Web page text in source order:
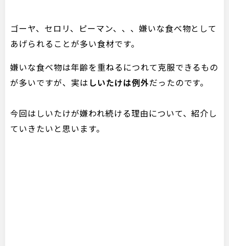
ゴーヤ、セロリ、ピーマン、、、嫌いな食べ物として
あげられることが多い食材です。
嫌いな食べ物は年齢を重ねるにつれて克服できるもの
が多いですが、実は しいたけは例外だったのです。
今回はしいたけが嫌われ続ける理由について、紹介し
ていきたいと思います。